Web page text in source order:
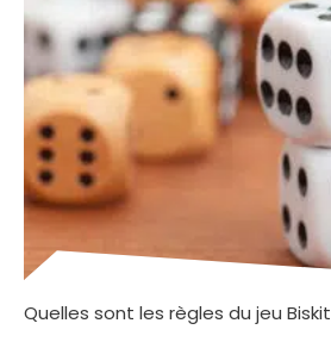
Quelles sont les règles du jeu